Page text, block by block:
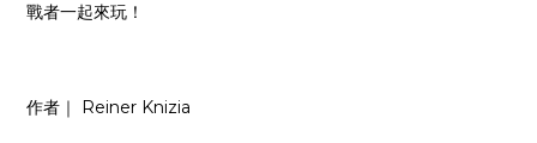
戰者一起來玩！
作者｜ Reiner Knizia